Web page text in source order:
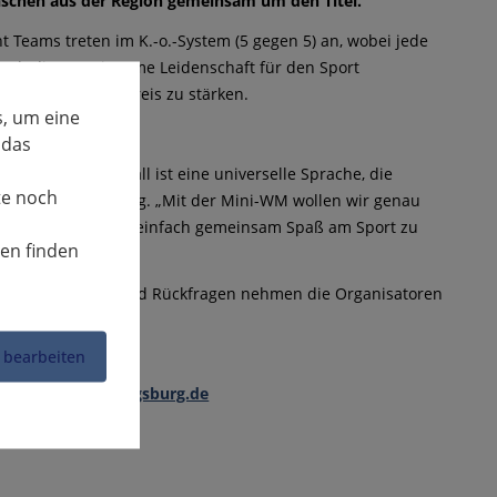
treten im K.-o.-System (5 gegen 5) an, wobei jede
die gemeinsame Leidenschaft für den Sport
im Landkreis zu stärken.
kommt. Fußball ist eine universelle Sprache, die
Ludwigsburg. „Mit der Mini-WM wollen wir genau
schaffen und einfach gemeinsam Spaß am Sport zu
und Rückfragen nehmen die Organisatoren
ludwigsburg.de
um eine
noch
finden